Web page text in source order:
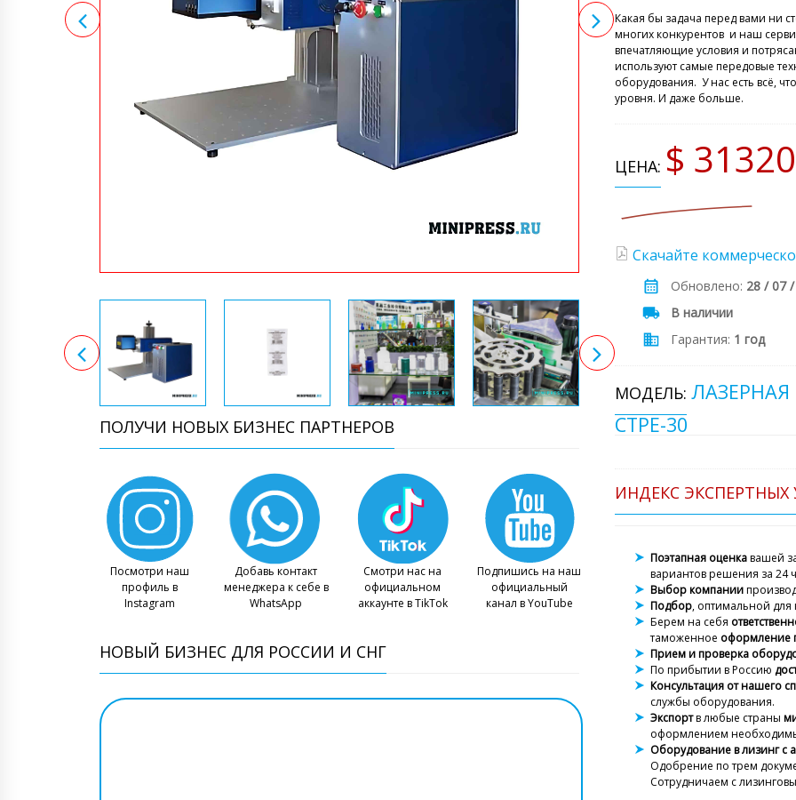
ПОЛУЧИ НОВЫХ БИЗНЕС ПАРТНЕРОВ
Посмотри наш
профиль в
Instagram
Добавь контакт
менеджера к себе в
WhatsApp
Смотри нас на
официальном
аккаунте в TikTok
Подпишись на наш
официальный
канал в YouTube
НОВЫЙ БИЗНЕС ДЛЯ РОССИИ И СНГ
Какая бы задача перед вами ни
многих конкурентов и наш
впечатляющие условия и
используют самые передовые
оборудования. У нас есть всё,
уровня. И даже больше.
ЦЕНА: $ 31320
Скачайте
Обновлено: 28 / 07
В наличии
Гарантия: 1 год
МОДЕЛЬ:
CTPE-30
ИНДЕКС ЭКСПЕРТНЫХ
Поэтапная оценкавашей
вариантов решения за 24
Выбор компании
Подбор, оптимальной для
Берем на себя
таможенное оформление
Прием и проверка
По прибытии в Россию
Консультация от нашего
службы оборудования.
Экспортв любые страны
оформлением
Оборудование в лизинг с
Одобрение по трем
Сотрудничаем с